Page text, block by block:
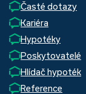
Časté dotazy
Kariéra
Hypotéky
Poskytovatelé
Hlídač hypoték
Reference